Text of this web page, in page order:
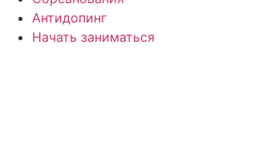
Антидопинг
Начать заниматься